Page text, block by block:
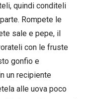
quindi conditeli
Rompete le
sale e pepe, il
con le fruste
gonfio e
un recipiente
alle uova poco